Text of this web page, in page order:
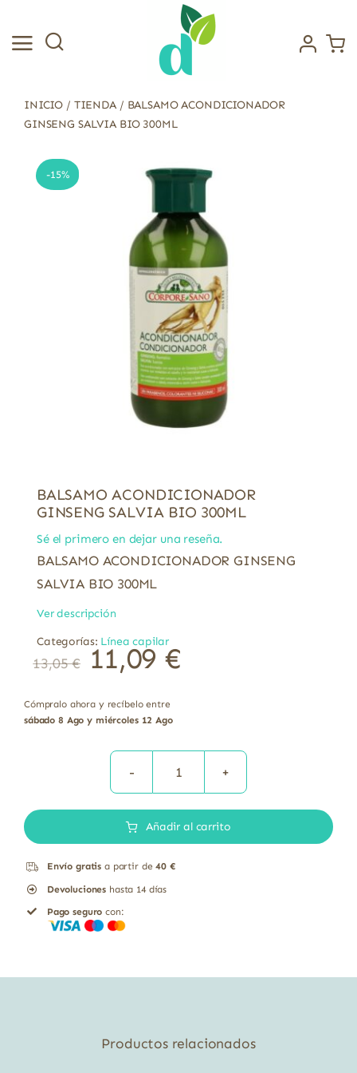
contenido
INICIO / TIENDA/ BALSAMO ACONDICIONADOR
GINSENG SALVIA BIO 300ML
-15%
BALSAMO ACONDICIONADOR
GINSENG SALVIA BIO 300ML
Sé el primero en dejar una reseña.
BALSAMO ACONDICIONADOR GINSENG
SALVIA BIO 300ML
Ver descripción
Categorías: Línea capilar
13,05€ 11,09 €
Cómpralo ahora y recíbelo entre
sábado 8 Ago y miércoles 12 Ago
BALSAMO
GINSENG
Añadir al carrito
Envío gratis a partir de40 €
Devoluciones hasta 14 días
Pago seguro con:
Productos relacionados